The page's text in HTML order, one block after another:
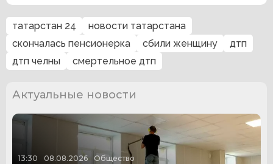
татарстан 24
новости татарстана
скончалась пенсионерка
сбили женщину
дтп
дтп челны
смертельное дтп
Актуальные новости
13:30 08.08.2026 Общество